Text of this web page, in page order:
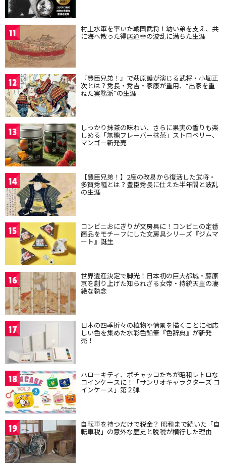
11 村上水軍を率いた戦国武将！幼い弟を支え、共
に海へ散った得居通幸の波乱に満ちた生涯
12 『豊臣兄弟！』で萩原護が演じる武将・小堀正
次とは？秀長・秀吉・家康が重用、“出家を重
ねた実務派”の生涯
13 しっかり抹茶の味わい、さらに果実の香りも楽
しめる「無糖フレーバー抹茶」ストロベリー、
マンゴー新発売
14 【豊臣兄弟！】2度の改易から復活した武将・
多賀秀種とは？豊臣秀長に仕えた半年間と波乱
の生涯
15 コンビニおにぎりが文房具に！コンビニの定番
商品をモチーフにした文房具シリーズ『ジムマ
ート』誕生
16 世界遺産決定で脚光！日本初の巨大都城・藤原
京を創り上げた知られざる女帝・持統天皇の凄
絶な執念
17 日本の四季折々の植物や情景を描くことに相応
しい色を集めた水彩色鉛筆『色辞典』が新発
売！
18 ハローキティ、ポチャッコたちが昭和レトロな
コインケースに！「サンリオキャラクターズ コ
インケース」第２弾
19 自転車を持つだけで税金？ 昭和まで続いた「自
転車税」の意外な歴史と脱税が横行した理由